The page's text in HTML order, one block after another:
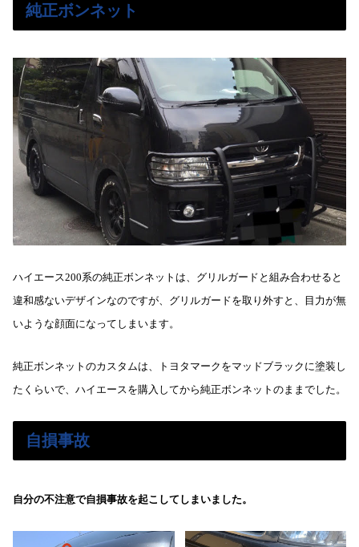
純正ボンネット
ハイエース200系の純正ボンネットは、グリルガードと組み合わせると
違和感ないデザインなのですが、グリルガードを取り外すと、目力が無
いような顔面になってしまいます。
純正ボンネットのカスタムは、トヨタマークをマッドブラックに塗装し
たくらいで、ハイエースを購入してから純正ボンネットのままでした。
自損事故
自分の不注意で自損事故を起こしてしまいました。